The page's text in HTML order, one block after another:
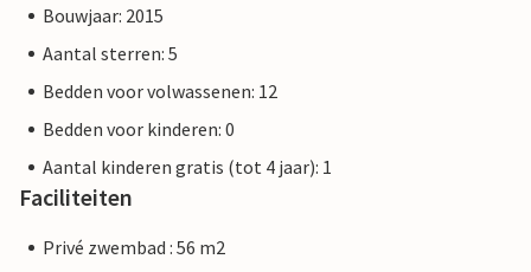
Bouwjaar: 2015
Aantal sterren: 5
Bedden voor volwassenen: 12
Bedden voor kinderen: 0
Aantal kinderen gratis (tot 4 jaar): 1
Faciliteiten
Privé zwembad : 56 m2